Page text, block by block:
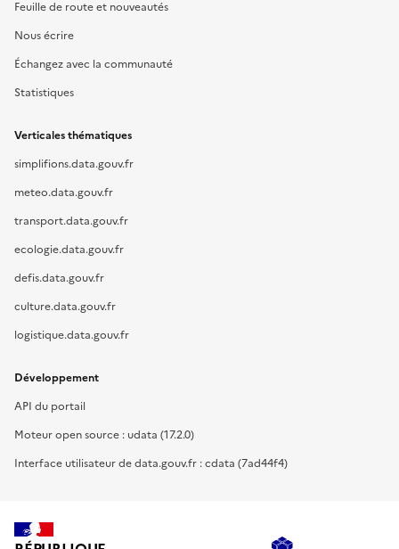
Feuille de route et nouveautés
Nous écrire
Échangez avec la communauté
Statistiques
Verticales thématiques
simplifions.data.gouv.fr
meteo.data.gouv.fr
transport.data.gouv.fr
ecologie.data.gouv.fr
defis.data.gouv.fr
culture.data.gouv.fr
logistique.data.gouv.fr
Développement
API du portail
Moteur open source : udata (17.2.0)
Interface utilisateur de data.gouv.fr : cdata (7ad44f4)